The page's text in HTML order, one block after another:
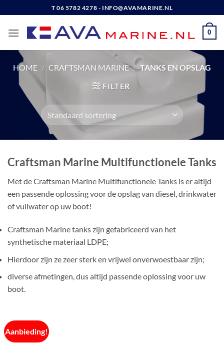
naar
inhoud
T 06 5782 4278 - INFO@AVAMARINE.NL
0
HOME / CRAFTSMAN MARINE / TANKS EN OPSLAG
FILTER
Craftsman Marine Multifunctionele Tanks
Met de Craftsman Marine Multifunctionele Tanks is er altijd
een passende oplossing voor de opslag van diesel, drinkwater
of vuilwater op uw boot!
Craftsman Marine tanks zijn gefabriceerd van het
synthetische materiaal LDPE;
Hierdoor zijn ze zeer sterk en vrijwel onverwoestbaar zijn;
diverse afmetingen, dus altijd passende oplossing voor uw
boot.
Aanbieding!